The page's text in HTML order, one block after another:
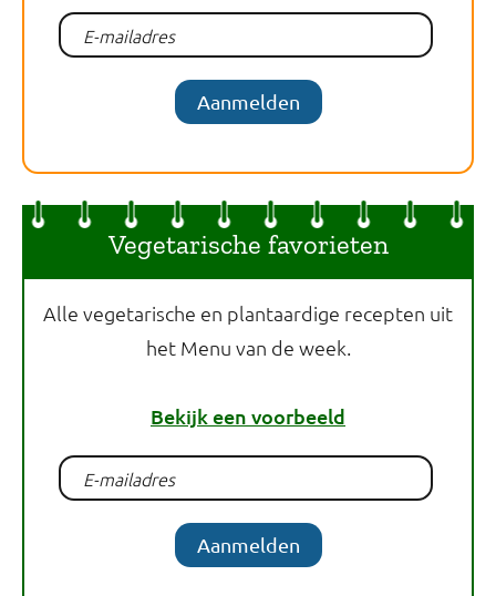
Aanmelden
Vegetarische favorieten
Alle vegetarische en plantaardige recepten uit
het Menu van de week.
Bekijk een voorbeeld
Aanmelden